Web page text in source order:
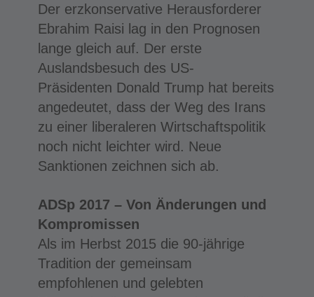
Der erzkonservative Herausforderer
Ebrahim Raisi lag in den Prognosen
lange gleich auf. Der erste
Auslandsbesuch des US-
Präsidenten Donald Trump hat bereits
angedeutet, dass der Weg des Irans
zu einer liberaleren Wirtschaftspolitik
noch nicht leichter wird. Neue
Sanktionen zeichnen sich ab.
ADSp 2017 – Von Änderungen und
Kompromissen
Als im Herbst 2015 die 90-jährige
Tradition der gemeinsam
empfohlenen und gelebten